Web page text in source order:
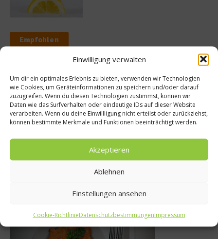
Einwilligung verwalten
Um dir ein optimales Erlebnis zu bieten, verwenden wir Technologien
wie Cookies, um Geräteinformationen zu speichern und/oder darauf
zuzugreifen. Wenn du diesen Technologien zustimmst, können wir
Daten wie das Surfverhalten oder eindeutige IDs auf dieser Website
verarbeiten. Wenn du deine Einwillligung nicht erteilst oder zurückziehst,
können bestimmte Merkmale und Funktionen beeinträchtigt werden.
Akzeptieren
Ablehnen
Einstellungen ansehen
Cookie-RichtlinieDatenschutzbestimmungenImpressum
Empfohlen
Gastro & Gourmet
Danke fürs
Ramen in New
1. April 2019
Was isst Deutschland